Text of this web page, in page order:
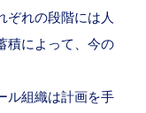
ぞれの段階には人
積によって、今の
ル組織は計画を手